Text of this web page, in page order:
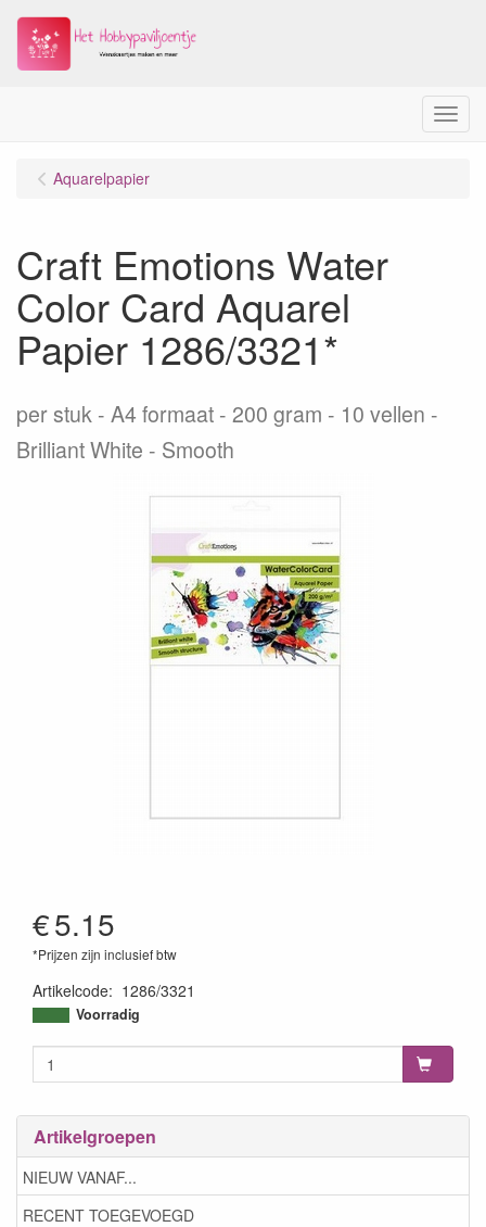
Menu
Artikelgroepen
NIEUW VANAF...
RECENT TOEGEVOEGD
Aquarelpapier
Craft Emotions Water
Color Card Aquarel
Papier 1286/3321*
per stuk
A4 formaat - 200 gram - 10 vellen -
Brilliant White - Smooth
€5.15
*Prijzen zijn inclusief btw
Artikelcode: 1286/3321
8718736041687
Voorradig